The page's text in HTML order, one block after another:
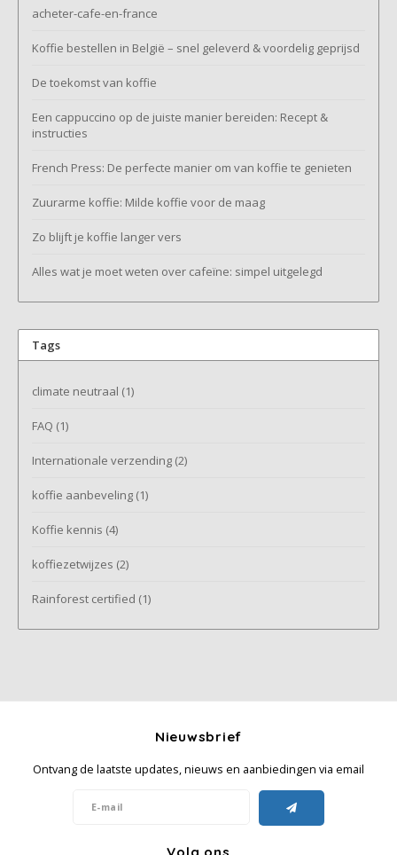
acheter-cafe-en-france
Koffie bestellen in België – snel geleverd & voordelig geprijsd
De toekomst van koffie
Een cappuccino op de juiste manier bereiden: Recept &
instructies
French Press: De perfecte manier om van koffie te genieten
Zuurarme koffie: Milde koffie voor de maag
Zo blijft je koffie langer vers
Alles wat je moet weten over cafeïne: simpel uitgelegd
Tags
climate neutraal (1)
FAQ (1)
Internationale verzending (2)
koffie aanbeveling (1)
Koffie kennis (4)
koffiezetwijzes (2)
Rainforest certified (1)
Nieuwsbrief
Ontvang de laatste updates, nieuws en aanbiedingen via email
Volg ons